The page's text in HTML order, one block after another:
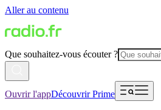
Aller au contenu
Que souhaitez-vous écouter ?
Ouvrir l'appDécouvrir Prime